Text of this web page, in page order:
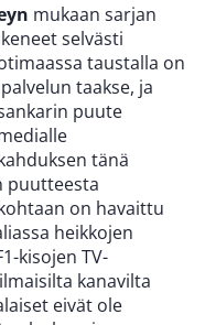
mukaan sarjan
selvästi
taustalla on
taakse, ja
puute
tänä
puutteesta
on havaittu
heikkojen
kisojen TV-
kanavilta
eivät ole